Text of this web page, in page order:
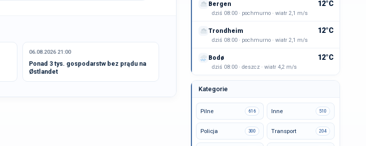
06.08.2026 21:00
Ponad 3 tys. gospodarstw bez prądu na
Østlandet
Bergen 12°C
dziś 08:00 · pochmurno · wiatr 2,1 m/s
Trondheim 12°C
dziś 08:00 · pochmurno · wiatr 2,1 m/s
Bodø 12°C
dziś 08:00 · deszcz · wiatr 4,2 m/s
Kategorie
Pilne 616 Inne 510
Policja 300 Transport 204